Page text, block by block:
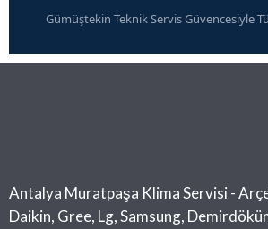
Gümüştekin Teknik Servis Güvencesiyle
Antalya Muratpaşa Klima Servisi -
Daikin, Gree, Lg, Samsung,